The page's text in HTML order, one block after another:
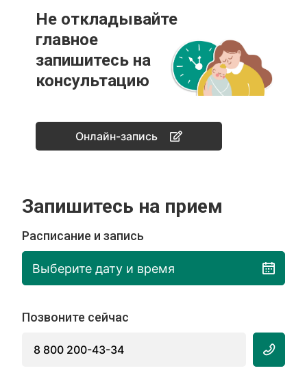
Не откладывайте
главное
запишитесь на
консультацию
Онлайн-запись
Запишитесь на прием
Расписание и запись
Выберите дату и время
Позвоните сейчас
8 800 200-43-34